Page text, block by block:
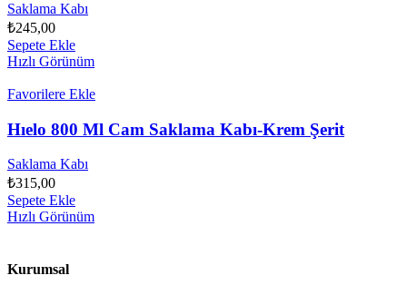
Saklama Kabı
₺245,00
Sepete Ekle
Hızlı Görünüm
Favorilere Ekle
Hıelo 800 Ml Cam Saklama Kabı-Krem Şerit
Saklama Kabı
₺315,00
Sepete Ekle
Hızlı Görünüm
Kurumsal